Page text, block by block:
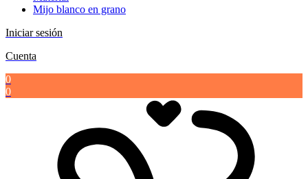
Mijo blanco en grano
Iniciar sesión
Cuenta
0
0